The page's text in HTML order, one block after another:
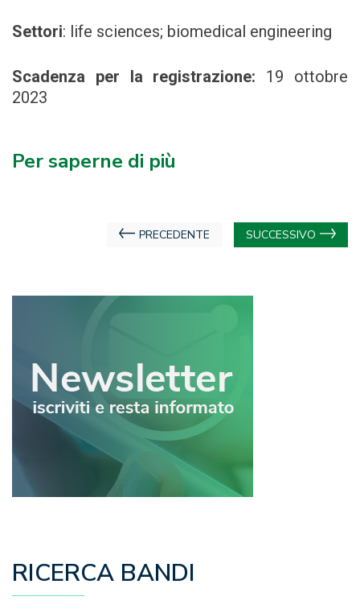
Settori: life sciences; biomedical engineering
Scadenza per la registrazione: 19 ottobre
2023
Per saperne di più
Navigazione
PRECEDENTE SUCCESSIVO
RICERCA BANDI